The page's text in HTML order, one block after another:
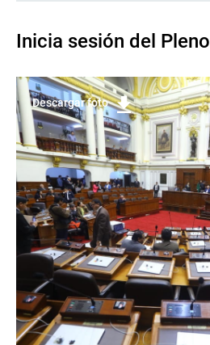
Inicia sesión del Pleno
Descargar foto